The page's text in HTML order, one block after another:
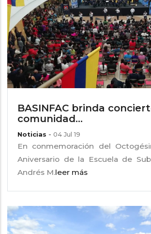
BASINFAC brinda
comunidad...
Noticias - 04 Jul 19
En conmemoración del
Aniversario de la Escuela de
Andrés M.leer más